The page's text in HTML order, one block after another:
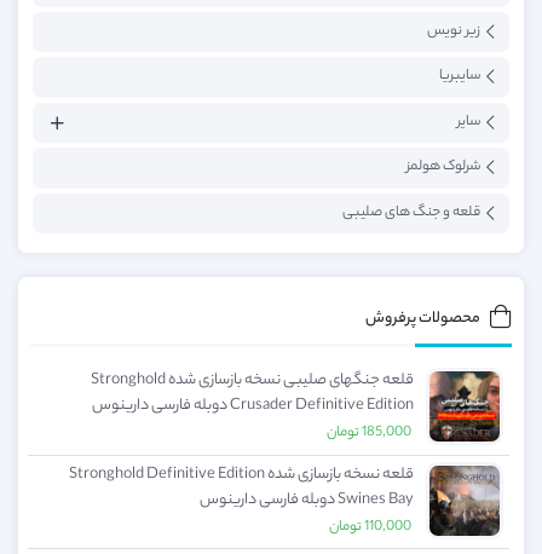
زیر نویس
سایبریا
سایر
شرلوک هولمز
قلعه و جنگ های صلیبی
محصولات پرفروش
قلعه جنگهای صلیبی نسخه بازسازی شده Stronghold
Crusader Definitive Edition دوبله فارسی دارینوس
185,000تومان
قلعه نسخه بازسازی شده Stronghold Definitive Edition
Swines Bay دوبله فارسی دارینوس
110,000تومان